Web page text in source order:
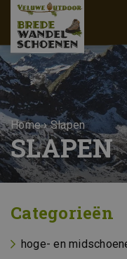
Home›Slapen
SLAPEN
Categorieën
hoge- en